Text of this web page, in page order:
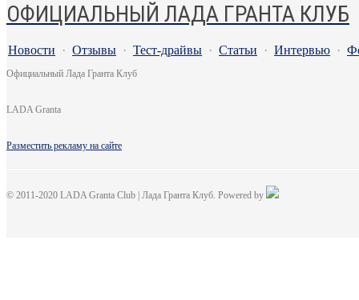
ОФИЦИАЛЬНЫЙ ЛАДА ГРАНТА КЛУБ
Новости · Отзывы · Тест-драйвы · Статьи · Интервью ·
Официальный Лада Гранта Клуб
LADA Granta
Разместить рекламу на сайте
© 2011-2020 LADA Granta Club | Лада Гранта Клуб. Powered by